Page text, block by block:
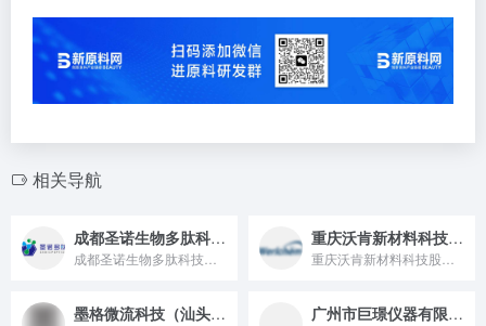
相关导航
成都圣诺生物多肽科技有限公司 重庆沃肯新材料科技股份有限公司
墨格微流科技（汕头）有限公司 广州市巨璟仪器有限公司